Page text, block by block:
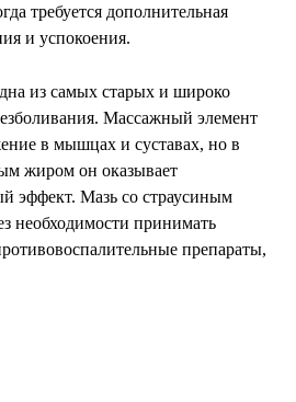
требуется дополнительная
и успокоения.
из самых старых и широко
Массажный элемент
в мышцах и суставах, но в
жиром он оказывает
эффект. Мазь со страусиным
необходимости принимать
препараты,